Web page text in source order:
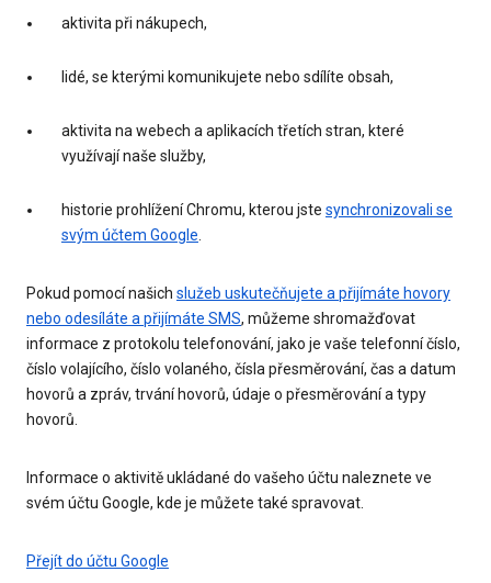
aktivita při nákupech,
lidé, se kterými komunikujete nebo sdílíte obsah,
aktivita na webech a aplikacích třetích stran, které
využívají naše služby,
historie prohlížení Chromu, kterou jste synchronizovali se
svým účtem Google.
Pokud pomocí našich služeb uskutečňujete a přijímáte hovory
nebo odesíláte a přijímáte SMS, můžeme shromažďovat
informace z protokolu telefonování, jako je vaše telefonní číslo,
číslo volajícího, číslo volaného, čísla přesměrování, čas a datum
hovorů a zpráv, trvání hovorů, údaje o přesměrování a typy
hovorů.
Informace o aktivitě ukládané do vašeho účtu naleznete ve
svém účtu Google, kde je můžete také spravovat.
Přejít do účtu Google